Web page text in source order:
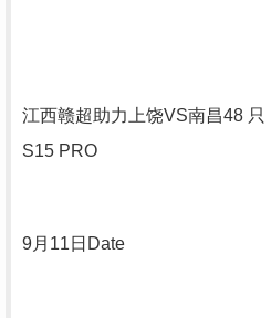
江西赣超助力上饶VS南昌48 只
S15 PRO
9月 11 日 Date